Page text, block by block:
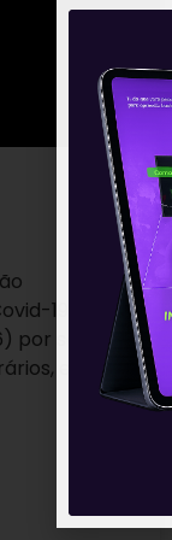
19 foi
por sete
e deu